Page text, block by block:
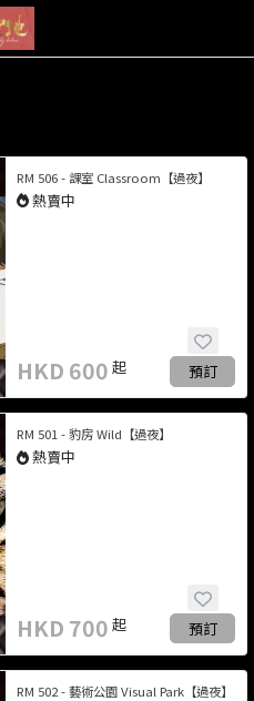
RM 506 - 課室 Classroom【過夜】
熱賣中
HKD 600 起 預訂
RM 501 - 豹房 Wild【過夜】
熱賣中
HKD 700 起 預訂
RM 502 - 藝術公園 Visual Park【過夜】